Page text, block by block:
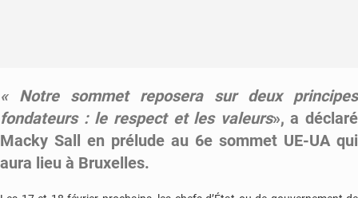
« Notre sommet reposera sur deux principes
fondateurs : le respect et les valeurs», a déclaré
Macky Sall en prélude au 6e sommet UE-UA qui
aura lieu à Bruxelles.